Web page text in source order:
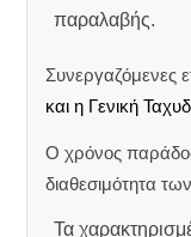
παραλαβής.
Συνεργαζόμενες
και η Γενική
Ο χρόνος
διαθεσιμότητα
Τα